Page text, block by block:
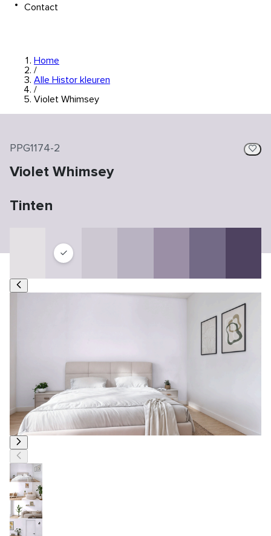
Contact
Home
/
Alle Histor kleuren
/
Violet Whimsey
PPG1174-2
Violet Whimsey
Tinten